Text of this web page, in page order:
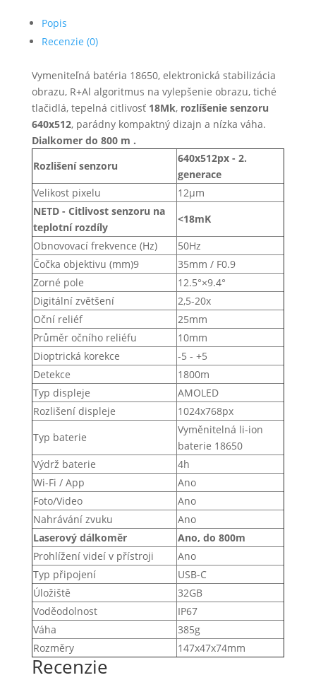
Popis
Recenzie (0)
Vymeniteľná batéria 18650, elektronická stabilizácia
obrazu, R+Al algoritmus na vylepšenie obrazu, tiché
tlačidlá, tepelná citlivosť18Mk, rozlíšenie senzoru
640x512, parádny kompaktný dizajn a nízka váha.
Dialkomer do 800 m .
Rozlišení senzoru
640x512px - 2.
generace
Velikost pixelu
12µm
NETD - Citlivost senzoru na
teplotní rozdíly
<18mK
Obnovovací frekvence (Hz)
50Hz
Čočka objektivu (mm)9
35mm / F0.9
Zorné pole
12.5°×9.4°
Digitální zvětšení
2,5-20x
Oční reliéf
25mm
Průměr očního reliéfu
10mm
Dioptrická korekce
-5 - +5
Detekce
1800m
Typ displeje
AMOLED
Rozlišení displeje
1024x768px
Typ baterie
Vyměnitelná li-ion
baterie 18650
Výdrž baterie
4h
Wi-Fi / App
Ano
Foto/Video
Ano
Nahrávání zvuku
Ano
Laserový dálkoměr
Ano, do 800m
Prohlížení videí v přístroji
Ano
Typ připojení
USB-C
Úložiště
32GB
Voděodolnost
IP67
Váha
385g
Rozměry
147x47x74mm
Recenzie